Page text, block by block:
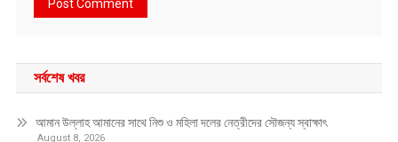
সর্বশেষ খবর
আমান উল্লাহ আমানের সাথে নিশু ও মহিলা দলের নেত্রীদের সৌজন্য স্বাক্ষাৎ
August 8, 2026